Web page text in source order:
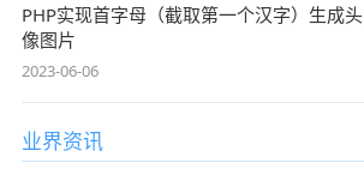
PHP实现首字母（截取第一个汉字）生成头
像图片
2023-06-06
业界资讯